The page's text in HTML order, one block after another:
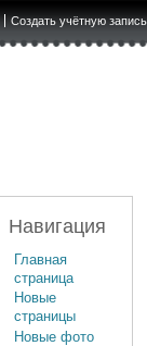
Создать учётную запись
Навигация
Главная
страница
Новые
страницы
Новые фото